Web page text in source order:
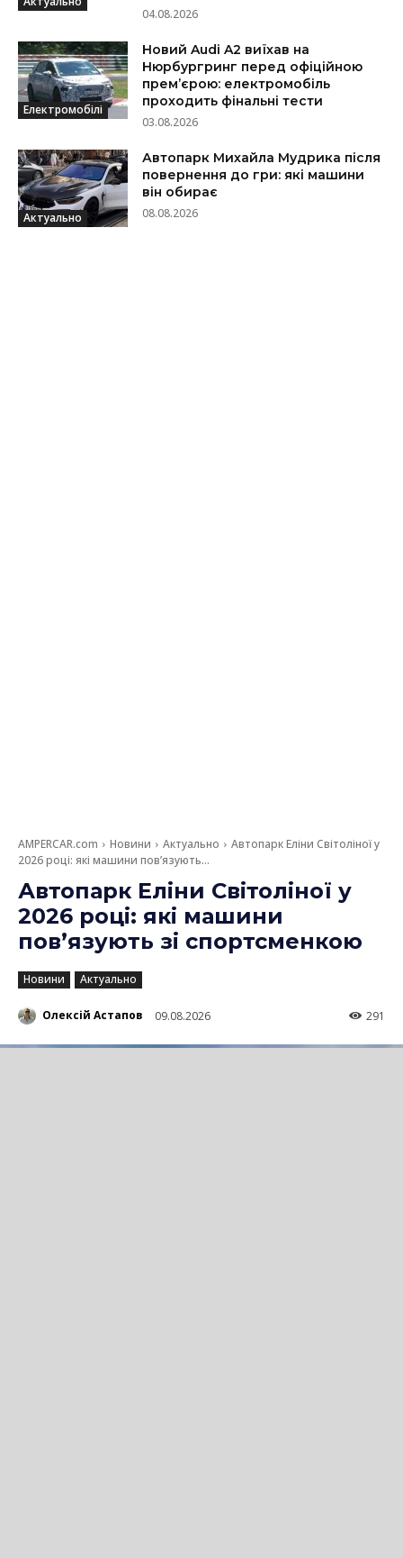
04.08.2026
Електромобілі
Новий Audi A2 виїхав на
Нюрбургринг перед офіційною
прем’єрою: електромобіль
проходить фінальні тести
03.08.2026
Актуально
Автопарк Михайла Мудрика після
повернення до гри: які машини
він обирає
08.08.2026